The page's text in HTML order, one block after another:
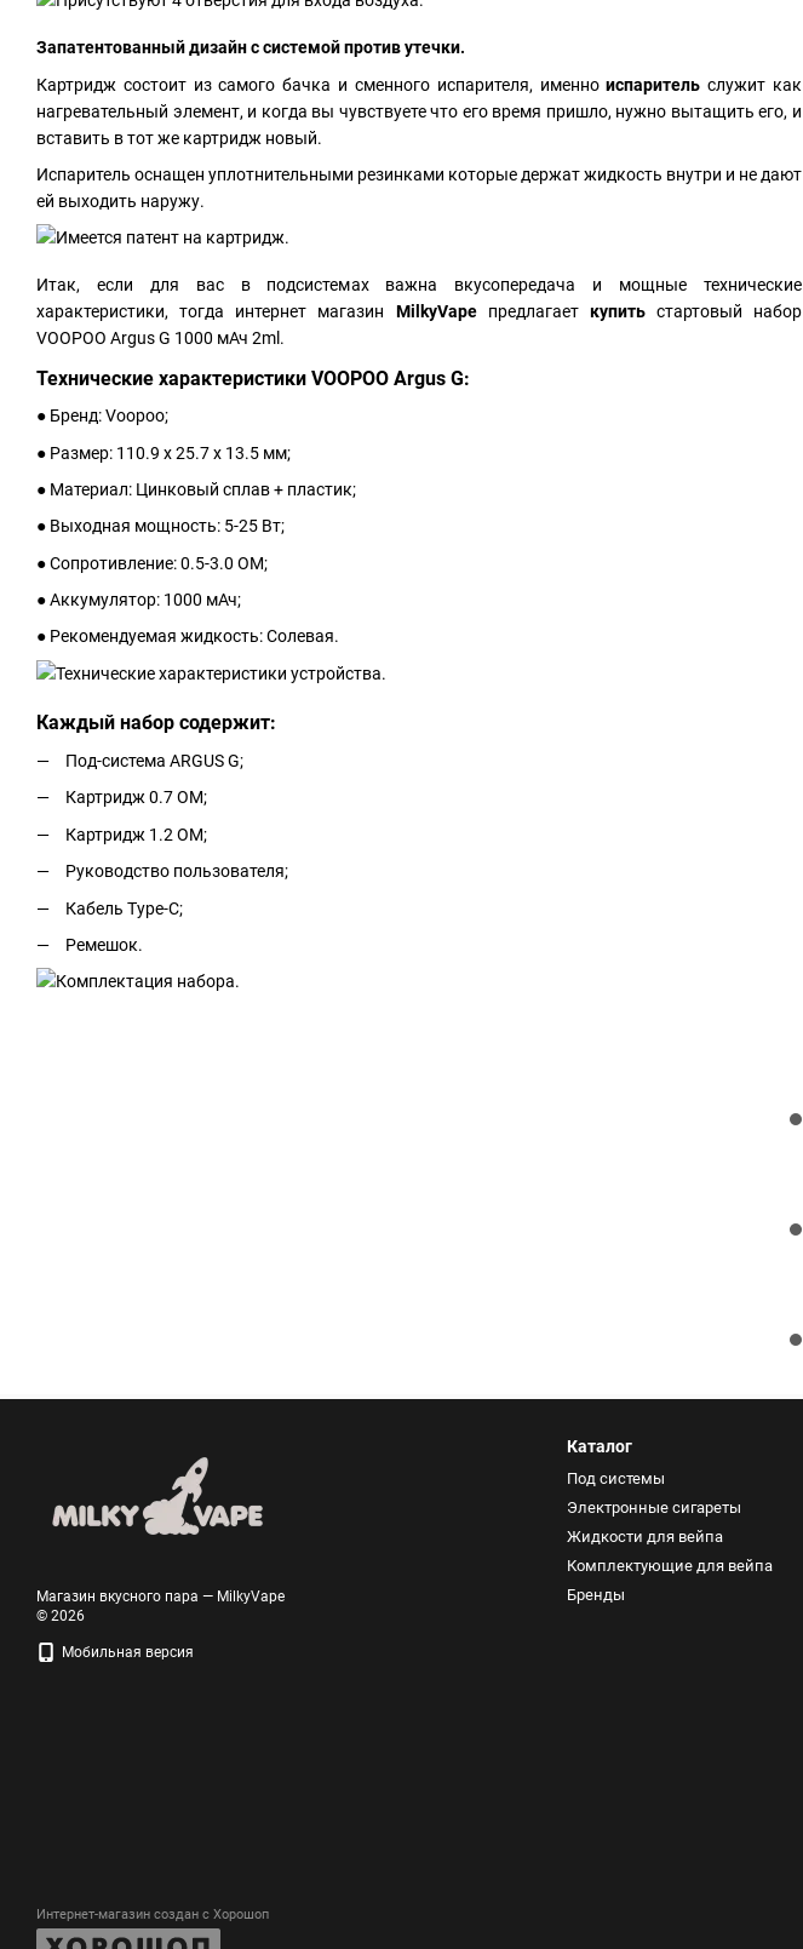
Запатентованный дизайн с системой против утечки.
Картридж состоит из самого бачка и сменного испарителя, именноиспарительслужит как
нагревательный элемент, и когда вы чувствуете что его время пришло, нужно вытащить его, и
вставить в тот же картридж новый.
Испаритель оснащен уплотнительными резинками которые держат жидкость внутри и не дают
ей выходить наружу.
Итак, если для вас в подсистемах важна вкусопередача и мощные технические
характеристики, тогда интернет магазин MilkyVape предлагает купить стартовый набор
VOOPOO Argus G 1000 мАч 2ml.
Технические характеристики VOOPOO Argus G:
● Бренд: Voopoo;
● Размер: 110.9 х 25.7 х 13.5 мм;
● Материал: Цинковый сплав + пластик;
● Выходная мощность: 5-25 Вт;
● Сопротивление: 0.5-3.0 ОМ;
● Аккумулятор: 1000 мАч;
● Рекомендуемая жидкость: Солевая.
Каждый набор содержит:
Под-система ARGUS G;
Картридж 0.7 ОМ;
Картридж 1.2 ОМ;
Руководство пользователя;
Кабель Type-C;
Ремешок.
Магазин вкусного пара — MilkyVape
© 2026
Мобильная версия
Интернет-магазин создан с Хорошоп
Каталог
Под системы
Электронные сигареты
Жидкости для вейпа
Комплектующие для вейпа
Бренды